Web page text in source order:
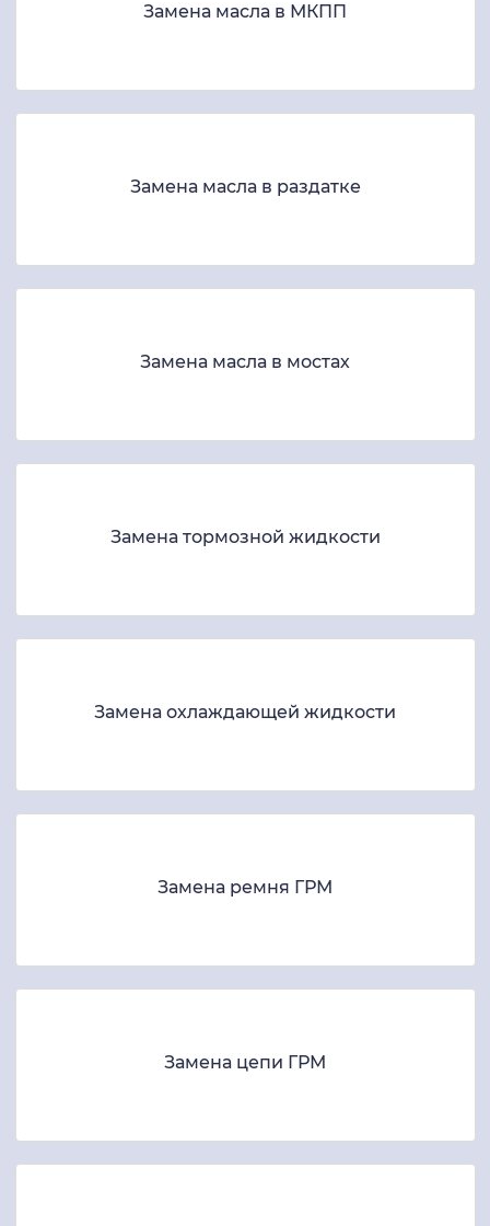
Замена масла в МКПП
Замена масла в раздатке
Замена масла в мостах
Замена тормозной жидкости
Замена охлаждающей жидкости
Замена ремня ГРМ
Замена цепи ГРМ